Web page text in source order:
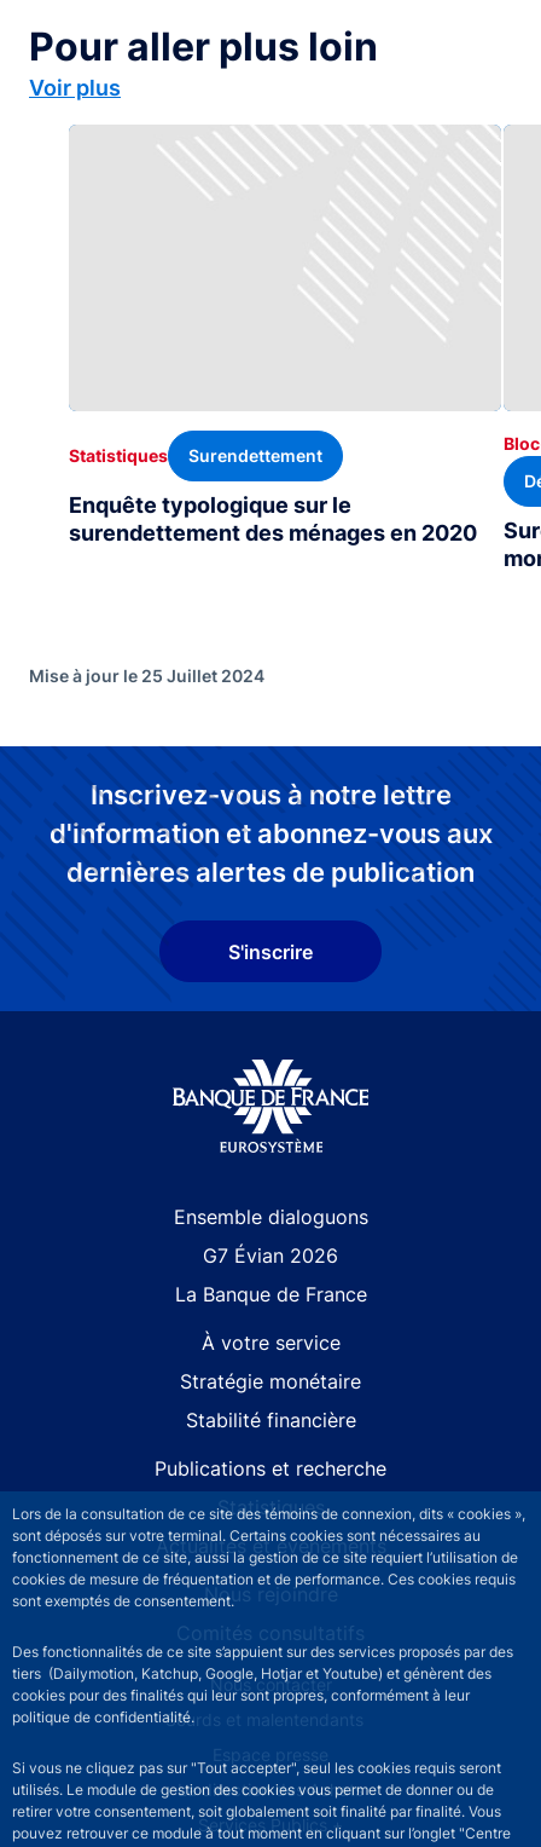
Lors de la consultation de ce site des témoins de connexion, dits « cookies »,
sont déposés sur votre terminal. Certains cookies sont nécessaires au
fonctionnement de ce site, aussi la gestion de ce site requiert l’utilisation de
cookies de mesure de fréquentation et de performance. Ces cookies requis
sont exemptés de consentement.
Des fonctionnalités de ce site s’appuient sur des services proposés par des
tiers (Dailymotion, Katchup, Google, Hotjar et Youtube) et génèrent des
cookies pour des finalités qui leur sont propres, conformément à leur
politique de confidentialité.
Si vous ne cliquez pas sur "Tout accepter", seul les cookies requis seront
utilisés. Le module de gestion des cookies vous permet de donner ou de
retirer votre consentement, soit globalement soit finalité par finalité. Vous
pouvez retrouver ce module à tout moment en cliquant sur l’onglet "Centre
Pour aller plus loin
Voir plus
Enquête typologique sur le
surendettement des ménages en 2020
Statistiques Surendettement
Mise à jour le 25 Juillet 2024
Inscrivez-vous à notre lettre
d'information et abonnez-vous aux
dernières alertes de publication
S'inscrire
Ensemble dialoguons
G7 Évian 2026
La Banque de France
À votre service
Stratégie monétaire
Stabilité financière
Publications et recherche
Statistiques
Actualités et événements
Nous rejoindre
Comités consultatifs
Footer secondary menuNous contacter
Sourds et malentendants
Espace presse
La direction des Achats
Services Publics +